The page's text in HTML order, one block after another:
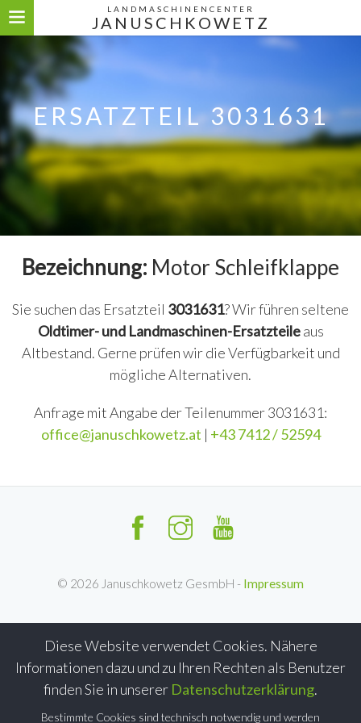
LANDMASCHINENCENTER
JANUSCHKOWETZ
Diese Website verwendet Cookies. Nähere
Informationen dazu und zu Ihren Rechten als Benutzer
finden Sie in unserer Datenschutzerklärung.
Bestimmte Cookies sind technisch notwendig und werden
ERSATZTEIL 3031631
Bezeichnung: Motor Schleifklappe
Sie suchen das Ersatzteil 3031631? Wir führen seltene
Oldtimer- und Landmaschinen-Ersatzteileaus
Altbestand. Gerne prüfen wir die Verfügbarkeit und
mögliche Alternativen.
Anfrage mit Angabe der Teilenummer 3031631:
office@januschkowetz.at | +43 7412 / 52594
© 2026 Januschkowetz GesmbH - Impressum